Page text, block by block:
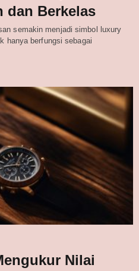
dan Berkelas
semakin menjadi simbol luxury
hanya berfungsi sebagai
Nilai